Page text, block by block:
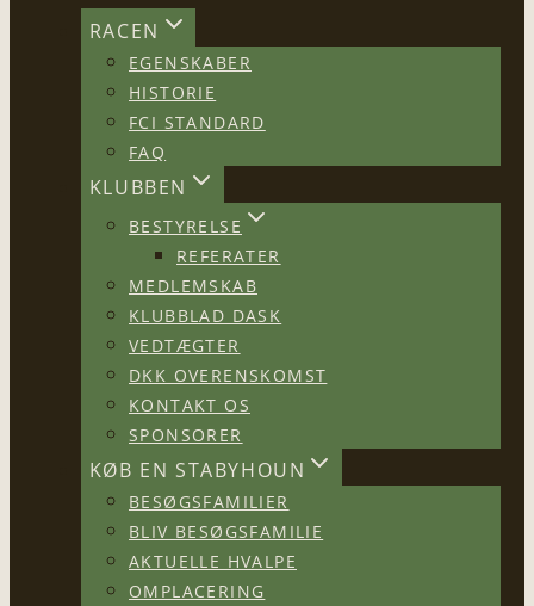
RACEN
EGENSKABER
HISTORIE
FCI STANDARD
FAQ
KLUBBEN
BESTYRELSE
REFERATER
MEDLEMSKAB
KLUBBLAD DASK
VEDTÆGTER
DKK OVERENSKOMST
KONTAKT OS
SPONSORER
KØB EN STABYHOUN
BESØGSFAMILIER
BLIV BESØGSFAMILIE
AKTUELLE HVALPE
OMPLACERING